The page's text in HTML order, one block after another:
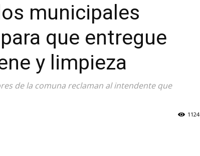
municipales
que entregue
y limpieza
de la comuna reclaman al intendente que
1124